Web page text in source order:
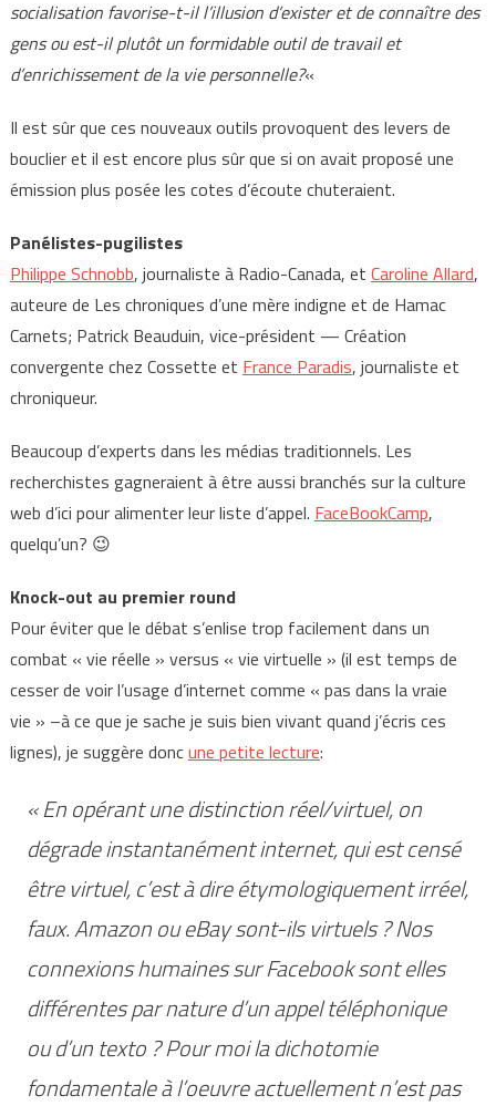
socialisation favorise-t-il l’illusion d’exister et de connaître des
gens ou est-il plutôt un formidable outil de travail et
d’enrichissement de la vie personnelle?«
Il est sûr que ces nouveaux outils provoquent des levers de
bouclier et il est encore plus sûr que si on avait proposé une
émission plus posée les cotes d’écoute chuteraient.
Panélistes-pugilistes
Philippe Schnobb, journaliste à Radio-Canada, et Caroline Allard,
auteure de Les chroniques d’une mère indigne et de Hamac
Carnets; Patrick Beauduin, vice-président — Création
convergente chez Cossette et France Paradis, journaliste et
chroniqueur.
Beaucoup d’experts dans les médias traditionnels. Les
recherchistes gagneraient à être aussi branchés sur la culture
web d’ici pour alimenter leur liste d’appel. FaceBookCamp,
quelqu’un? 😉
Knock-out au premier round
Pour éviter que le débat s’enlise trop facilement dans un
combat « vie réelle » versus « vie virtuelle » (il est temps de
cesser de voir l’usage d’internet comme « pas dans la vraie
vie » –à ce que je sache je suis bien vivant quand j’écris ces
lignes), je suggère doncune petite lecture:
«En opérant une distinction réel/virtuel, on
dégrade instantanément internet, qui est censé
être virtuel, c’est à dire étymologiquement irréel,
faux. Amazon ou eBay sont-ils virtuels ? Nos
connexions humaines sur Facebook sont elles
différentes par nature d’un appel téléphonique
ou d’un texto ? Pour moi la dichotomie
fondamentale à l’oeuvre actuellement n’est pas